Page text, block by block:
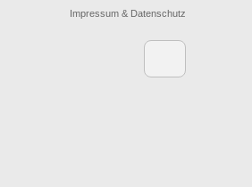
Impressum & Datenschutz